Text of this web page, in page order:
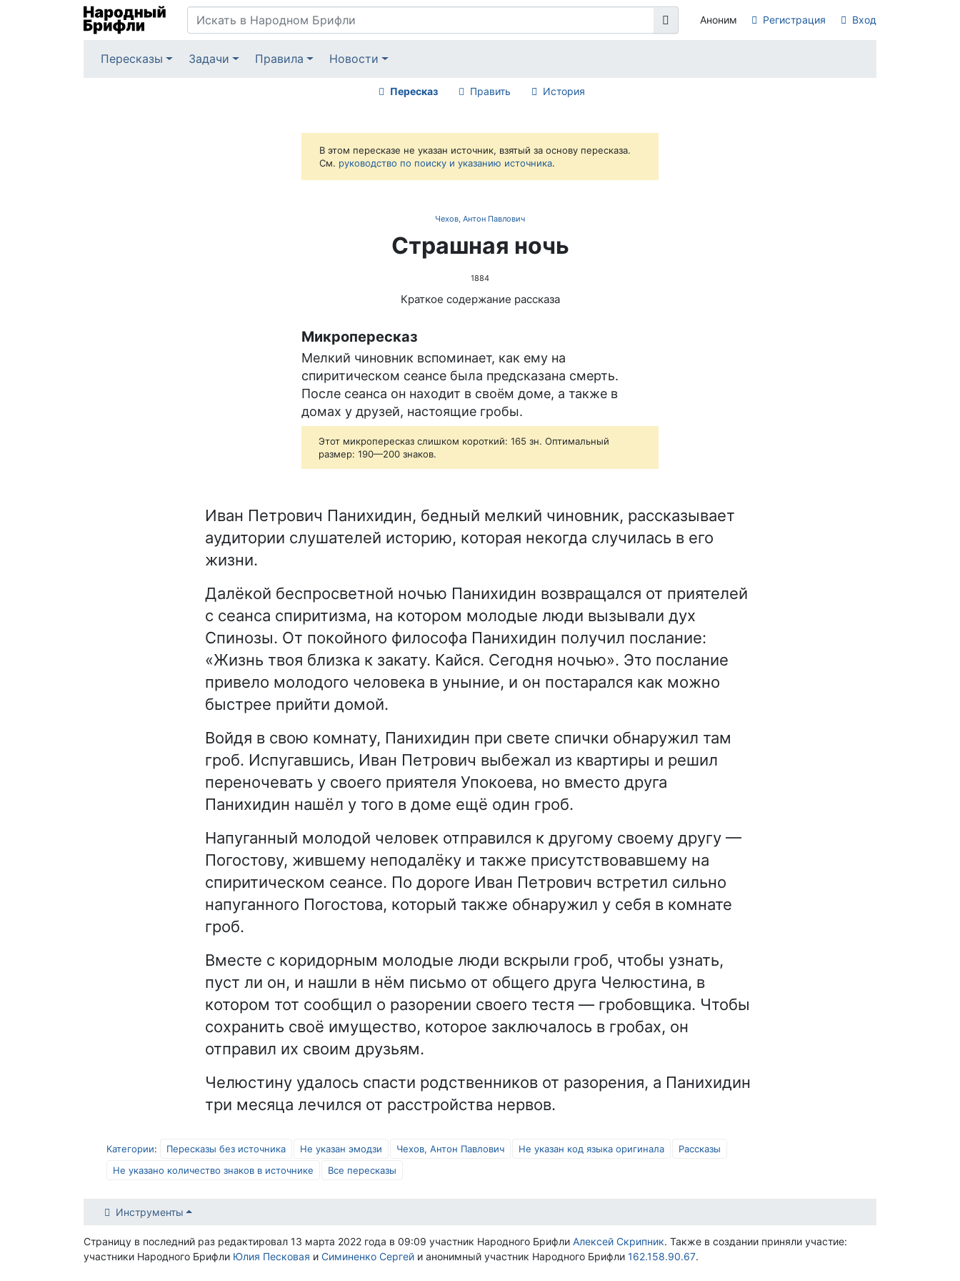
Аноним Регистрация Вход
Пересказы Задачи Правила Новости
Пересказ Править История
В этом пересказе не указан источник, взятый за основу пересказа.
См. руководство по поиску и указанию источника.
Чехов, Антон Павлович
Страшная ночь
1884
Краткое содержание рассказа
Микропересказ
Мелкий чиновник вспоминает, как ему на
спиритическом сеансе была предсказана смерть.
После сеанса он находит в своём доме, а также в
домах у друзей, настоящие гробы.
Этот микропересказ слишком короткий: 165 зн. Оптимальный
размер: 190—200 знаков.
Иван Петрович Панихидин, бедный мелкий чиновник, рассказывает
аудитории слушателей историю, которая некогда случилась в его
жизни.
Далёкой беспросветной ночью Панихидин возвращался от приятелей
с сеанса спиритизма, на котором молодые люди вызывали дух
Спинозы. От покойного философа Панихидин получил послание:
«Жизнь твоя близка к закату. Кайся. Сегодня ночью». Это послание
привело молодого человека в уныние, и он постарался как можно
быстрее прийти домой.
Войдя в свою комнату, Панихидин при свете спички обнаружил там
гроб. Испугавшись, Иван Петрович выбежал из квартиры и решил
переночевать у своего приятеля Упокоева, но вместо друга
Панихидин нашёл у того в доме ещё один гроб.
Напуганный молодой человек отправился к другому своему другу —
Погостову, жившему неподалёку и также присутствовавшему на
спиритическом сеансе. По дороге Иван Петрович встретил сильно
напуганного Погостова, который также обнаружил у себя в комнате
гроб.
Вместе с коридорным молодые люди вскрыли гроб, чтобы узнать,
пуст ли он, и нашли в нём письмо от общего друга Челюстина, в
котором тот сообщил о разорении своего тестя — гробовщика. Чтобы
сохранить своё имущество, которое заключалось в гробах, он
отправил их своим друзьям.
Челюстину удалось спасти родственников от разорения, а Панихидин
три месяца лечился от расстройства нервов.
Категории: Пересказы без источника Не указан эмодзи Чехов, Антон Павлович Не указан код языка оригинала
Рассказы
Не указано количество знаков в источнике
Все пересказы
Инструменты
Страницу в последний раз редактировал 13 марта 2022 года в 09:09 участник Народного Брифли Алексей Скрипник. Также в создании приняли участие:
участники Народного Брифли Юлия Песковая и Симиненко Сергей и анонимный участник Народного Брифли 162.158.90.67.